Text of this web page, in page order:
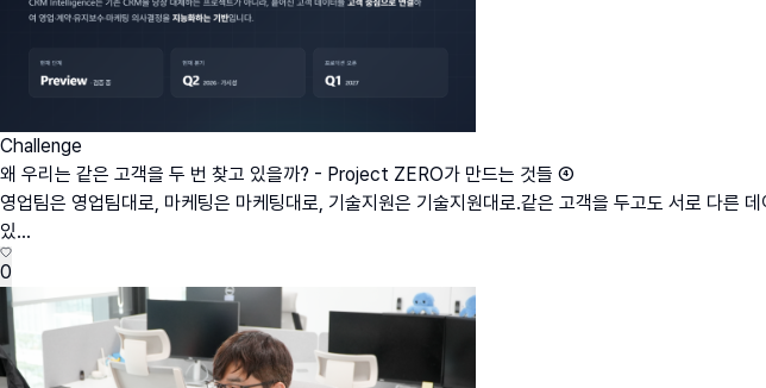
Challenge
왜 우리는 같은 고객을 두 번 찾고 있을까? - Project ZERO가 만드는 것들 ④
영업팀은 영업팀대로, 마케팅은 마케팅대로, 기술지원은 기술지원대로.같은 고객을 두고도 서로 다른
있...
0